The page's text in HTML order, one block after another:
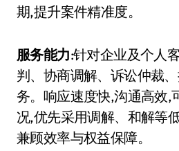
期,提升案件精准度。
服务能力:针对企业及个人
判、协商调解、诉讼仲裁
务。响应速度快,沟通高效,
况,优先采用调解、和解等
兼顾效率与权益保障。